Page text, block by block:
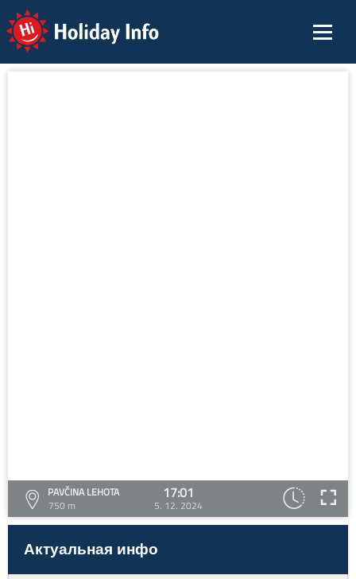
Holiday Info
PAVČINA LEHOTA
750 m
17:01
5. 12. 2024
Актуальная инфо